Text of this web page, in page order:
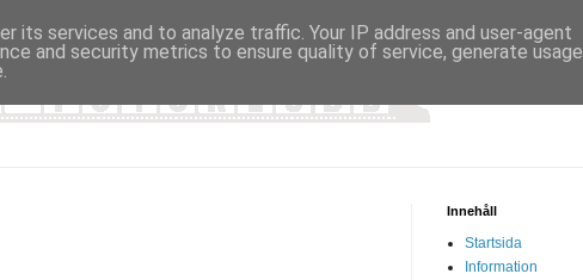
Innehåll
Startsida
Information
its services and to analyze traffic. Your IP address and user-agent
and security metrics to ensure quality of service, generate usage